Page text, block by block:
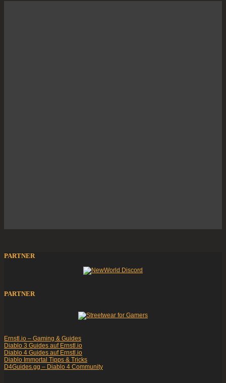
PARTNER
PARTNER
Ernstl.io – Gaming & Guides
Diablo 3 Guides auf Ernstl.io
Diablo 4 Guides auf Ernstl.io
Diablo Immortal Tipps & Tricks
D4Guides.gg – Diablo 4 Community